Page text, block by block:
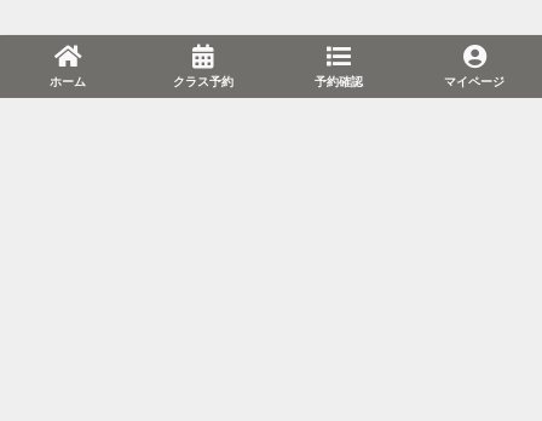
ホーム クラス予約 予約確認 マイページ